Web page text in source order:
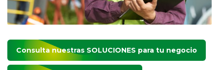
Consulta nuestras SOLUCIONES para tu negocio